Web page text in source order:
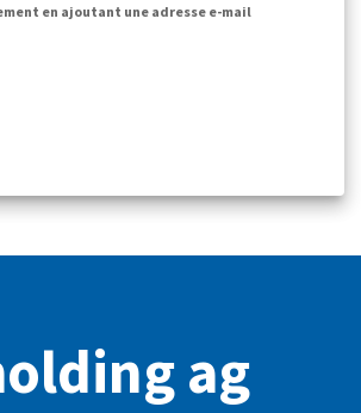
en ajoutant une adresse e-mail
ag